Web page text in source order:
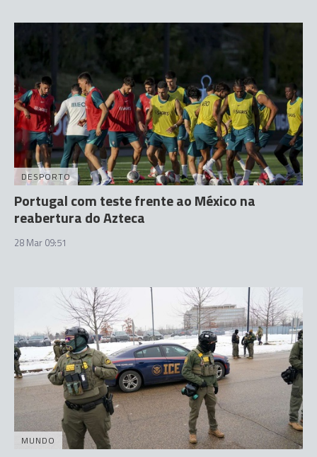
DESPORTO
Portugal com teste frente ao México na
reabertura do Azteca
28 Mar 09:51
MUNDO